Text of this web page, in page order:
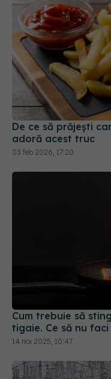
De ce să prăjești
adoră acest truc
03 feb 2026, 17:20
Cum trebuie să
14 noi 2025, 10:47